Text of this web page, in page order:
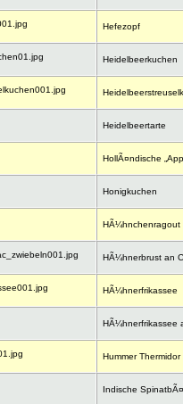
Hefezopf
Heidelbeerkuchen
Heidelbeertarte
HollÃ¤ndische
Honigkuchen
HÃ¼hnchenragout
HÃ¼hnerbrust an
HÃ¼hnerfrikassee
HÃ¼hnerfrikassee
Hummer Thermidor
Indische